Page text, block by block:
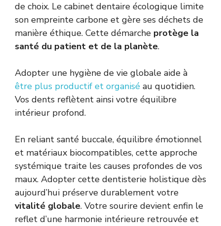
de choix. Le cabinet dentaire écologique limite
son empreinte carbone et gère ses déchets de
manière éthique. Cette démarche protège la
santé du patient et de la planète.
Adopter une hygiène de vie globale aide à
être plus productif et organisé au quotidien.
Vos dents reflètent ainsi votre équilibre
intérieur profond.
En reliant santé buccale, équilibre émotionnel
et matériaux biocompatibles, cette approche
systémique traite les causes profondes de vos
maux. Adopter cette dentisterie holistique dès
aujourd’hui préserve durablement votre
vitalité globale. Votre sourire devient enfin le
reflet d’une harmonie intérieure retrouvée et